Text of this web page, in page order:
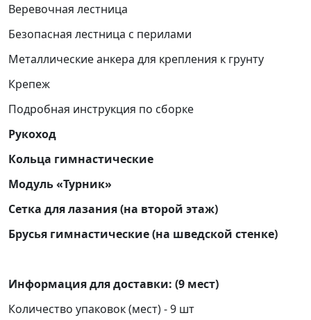
Веревочная лестница
Безопасная лестница с перилами
Металлические анкера для крепления к грунту
Крепеж
Подробная инструкция по сборке
Рукоход
Кольца гимнастические
Модуль «Турник»
Сетка для лазания (на второй этаж)
Брусья гимнастические (на шведской стенке)
Информация для доставки: (9 мест)
Количество упаковок (мест) - 9 шт